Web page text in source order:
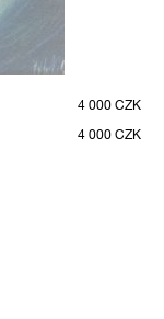
4 000 CZK
4 000 CZK